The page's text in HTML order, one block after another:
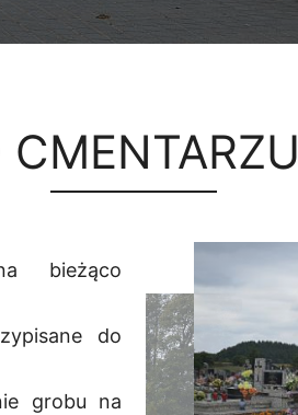
CMENTARZU
bieżąco
do
grobu na